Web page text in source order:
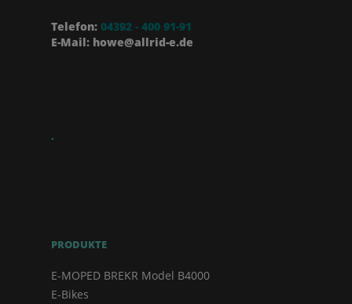
Telefon: 04392 - 400 91-91
E-Mail: howe@allrid-e.de
.
PRODUKTE
E-MOPED BREKR Model B4000
E-Bikes